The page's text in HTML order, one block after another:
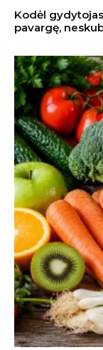
Kodėl
pavargę,